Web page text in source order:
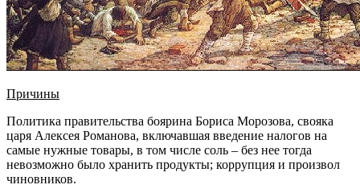
Причины
Политика правительства боярина Бориса Морозова, свояка
царя Алексея Романова, включавшая введение налогов на
самые нужные товары, в том числе соль – без нее тогда
невозможно было хранить продукты; коррупция и произвол
чиновников.